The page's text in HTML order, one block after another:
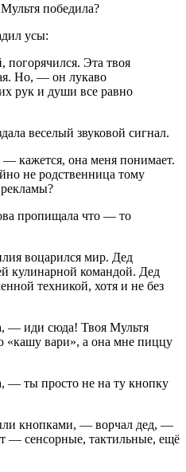
победила?
усы:
Эта твоя
Но, — он лукаво
рук и души все равно
веселый звуковой сигнал.
кажется, она меня понимает.
не родственница тому
пропищала что — то
воцарился мир. Дед
кулинарной командой. Дед
техникой, хотя и не без
иди сюда! Твоя Мультя
«кашу вари», а она мне пиццу
— ты просто не на ту кнопку
кнопками, — ворчал дед, —
— сенсорные, тактильные, ещё